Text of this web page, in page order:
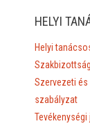
HELYI
Helyi
Szervezeti és
szabályzat